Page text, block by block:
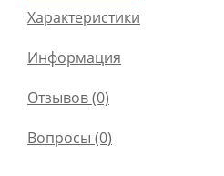
Характеристики
Информация
Отзывов (0)
Вопросы (0)